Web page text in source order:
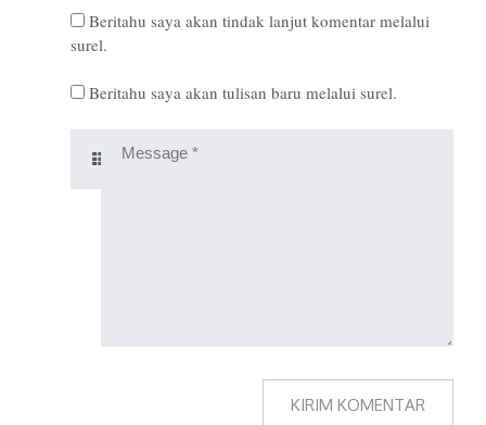
Beritahu saya akan tindak lanjut komentar melalui
surel.
Beritahu saya akan tulisan baru melalui surel.